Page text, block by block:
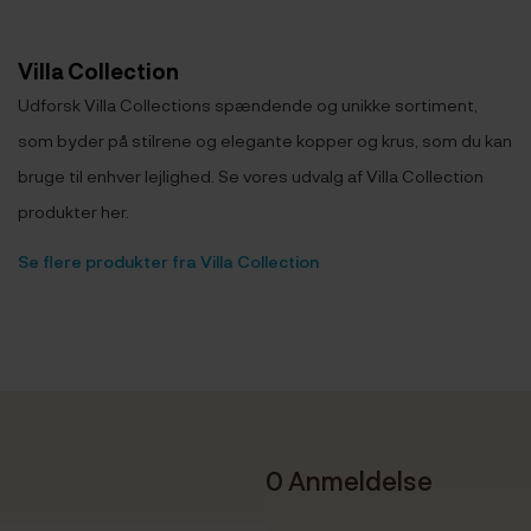
Villa Collection
Udforsk Villa Collections spændende og unikke sortiment,
som byder på stilrene og elegante kopper og krus, som du kan
bruge til enhver lejlighed. Se vores udvalg af Villa Collection
produkter her.
Se flere produkter fra Villa Collection
0 Anmeldelse